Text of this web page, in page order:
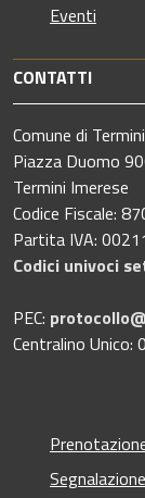
Eventi
CONTATTI
Comune di
Piazza Duomo
Termini Imerese
Codice Fiscale:
Partita IVA:
Codici univoci
PEC:
Centralino Unico: